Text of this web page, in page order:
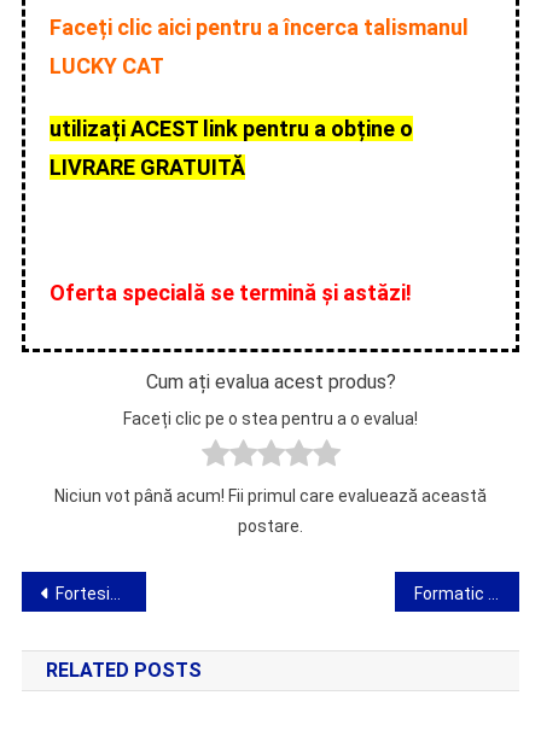
Faceți clic aici pentru a încerca talismanul
LUCKY CAT
utilizați ACEST link pentru a obține o
LIVRARE GRATUITĂ
Oferta specială se termină și astăzi!
Cum ați evalua acest produs?
Faceți clic pe o stea pentru a o evalua!
Niciun vot până acum! Fii primul care evaluează această
postare.
Navigare
în
articole
Fortesin – opinie privind pregătirea pentru niveluri ridicate de zahăr
RELATED POSTS